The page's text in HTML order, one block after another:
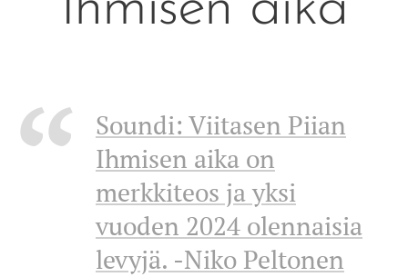
Soundi: Viitasen Piian
Ihmisen aika on
merkkiteos ja yksi
vuoden 2024 olennaisia
levyjä. -Niko Peltonen